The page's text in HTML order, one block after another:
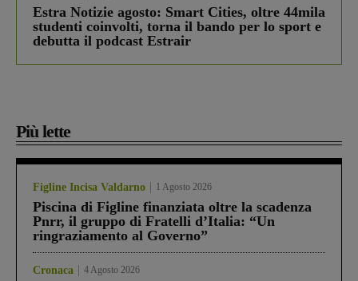
Estra Notizie agosto: Smart Cities, oltre 44mila
studenti coinvolti, torna il bando per lo sport e
debutta il podcast Estrair
Più lette
Figline Incisa Valdarno 1 Agosto 2026
Piscina di Figline finanziata oltre la scadenza
Pnrr, il gruppo di Fratelli d’Italia: “Un
ringraziamento al Governo”
Cronaca 4 Agosto 2026